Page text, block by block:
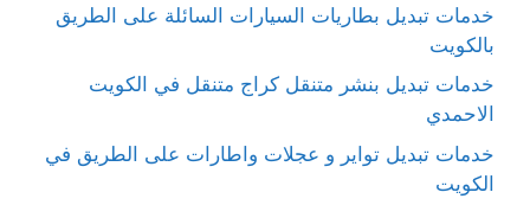
خدمات تبديل بطاريات السيارات السائلة على الطريق
بالكويت
خدمات تبديل بنشر متنقل كراج متنقل في الكويت
الاحمدي
خدمات تبديل تواير و عجلات واطارات على الطريق في
الكويت